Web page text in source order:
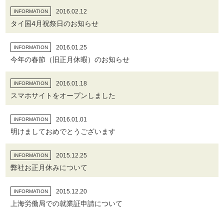
INFORMATION 2016.02.12
タイ国4月祝祭日のお知らせ
INFORMATION 2016.01.25
今年の春節（旧正月休暇）のお知らせ
INFORMATION 2016.01.18
スマホサイトをオープンしました
INFORMATION 2016.01.01
明けましておめでとうございます
INFORMATION 2015.12.25
弊社お正月休みについて
INFORMATION 2015.12.20
上海労働局での就業証申請について